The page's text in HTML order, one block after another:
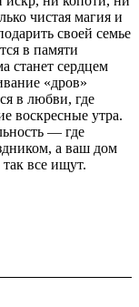
чистая магия и
своей семье
в памяти
станет сердцем
«дров»
в любви, где
воскресные утра.
— где
а ваш дом
все ищут.